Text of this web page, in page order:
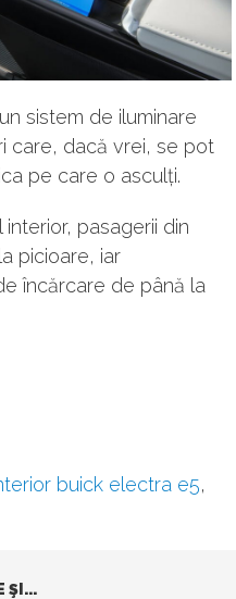
sistem de iluminare
care, dacă vrei, se pot
pe care o asculți.
pasagerii din
picioare, iar
încărcare de până la
buick electra e5,
ŞI...